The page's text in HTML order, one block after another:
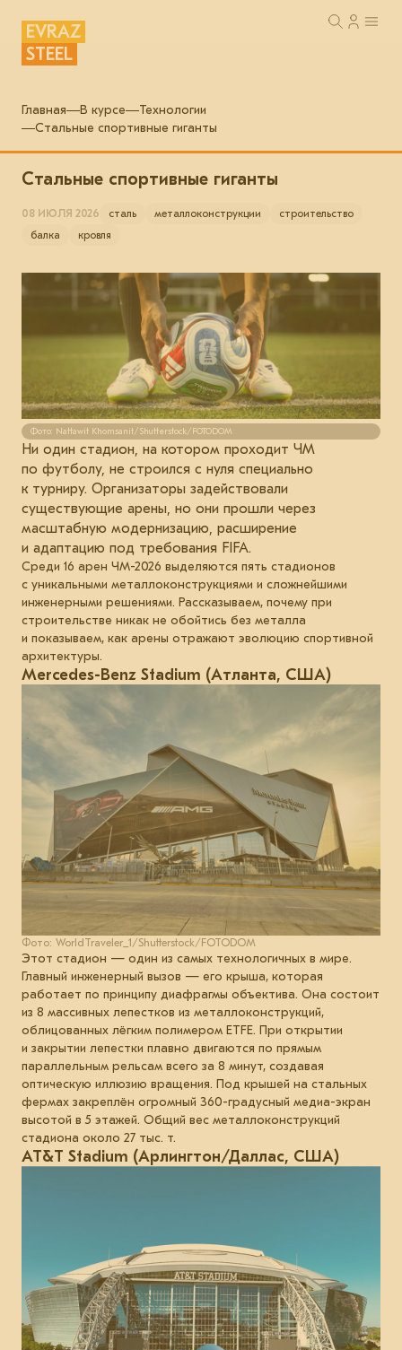
EVRAZ
STEEL
Главная В курсе
Технологии
Стальные спортивные гиганты
Стальные спортивные гиганты
08 ИЮЛЯ 2026 сталь металлоконструкции
строительство
балка
кровля
Фото: Nattawit Khomsanit/Shutterstock/FOTODOM
Ни один стадион, на котором проходит ЧМ
по футболу, не строился с нуля специально
к турниру. Организаторы задействовали
существующие арены, но они прошли через
масштабную модернизацию, расширение
и адаптацию под требования FIFA.
Среди 16 арен ЧМ-2026 выделяются пять стадионов
с уникальными металлоконструкциями и сложнейшими
инженерными решениями. Рассказываем, почему при
строительстве никак не обойтись без металла
и показываем, как арены отражают эволюцию спортивной
архитектуры.
Mercedes-Benz Stadium (Атланта, США)
Фото: WorldTraveler_1/Shutterstock/FOTODOM
Этот стадион — один из самых технологичных в мире.
Главный инженерный вызов — его крыша, которая
работает по принципу диафрагмы объектива. Она состоит
из 8 массивных лепестков из металлоконструкций,
облицованных лёгким полимером ETFE. При открытии
и закрытии лепестки плавно двигаются по прямым
параллельным рельсам всего за 8 минут, создавая
оптическую иллюзию вращения. Под крышей на стальных
фермах закреплён огромный 360-градусный медиа-экран
высотой в 5 этажей. Общий вес металлоконструкций
стадиона около 27 тыс. т.
AT&T Stadium (Арлингтон/Даллас, США)